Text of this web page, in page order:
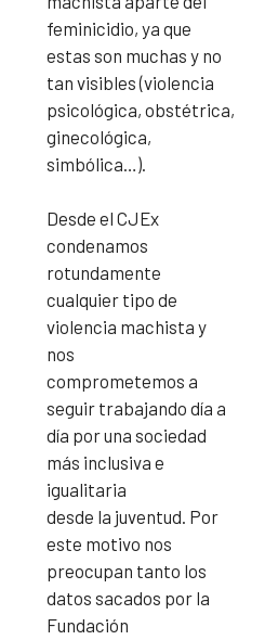
feminicidio, ya que
estas son muchas y no
tan visibles (violencia
psicológica, obstétrica,
ginecológica,
simbólica…).
Desde el CJEx
condenamos
rotundamente
cualquier tipo de
violencia machista y
nos
comprometemos a
seguir trabajando día a
día por una sociedad
más inclusiva e
igualitaria
desde la juventud. Por
este motivo nos
preocupan tanto los
datos sacados por la
Fundación